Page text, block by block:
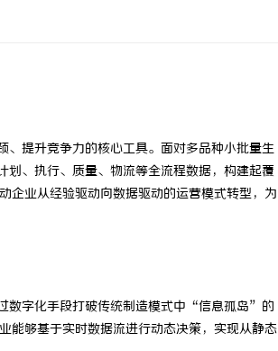
提升竞争力的核心工具。面对多品种小批量生
划、执行、质量、物流等全流程数据，构建起覆
企业从经验驱动向数据驱动的运营模式转型，为
数字化手段打破传统制造模式中“信息孤岛”的
能够基于实时数据流进行动态决策，实现从静态